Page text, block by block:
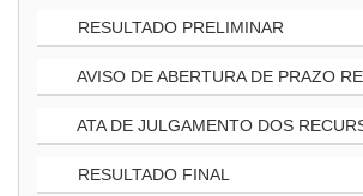
RESULTADO PRELIMINAR
AVISO DE ABERTURA DE PRAZO
ATA DE JULGAMENTO DOS
RESULTADO FINAL